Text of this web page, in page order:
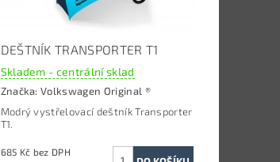
DEŠTNÍK TRANSPORTER T1
Skladem - centrální sklad
Značka:Volkswagen Original ®
Modrý vystřelovací deštník Transporter
T1.
685 Kč bez DPH